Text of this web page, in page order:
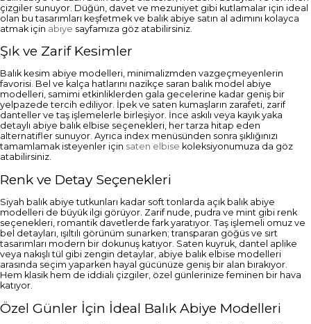
çizgiler sunuyor. Düğün, davet ve mezuniyet gibi kutlamalar için ideal
olan bu tasarımları keşfetmek ve balık abiye satın al adımını kolayca
atmak için abiye sayfamıza göz atabilirsiniz.
Şık ve Zarif Kesimler
Balık kesim abiye modelleri, minimalizmden vazgeçmeyenlerin
favorisi. Bel ve kalça hatlarını nazikçe saran balık model abiye
modelleri, samimi etkinliklerden gala gecelerine kadar geniş bir
yelpazede tercih ediliyor. İpek ve saten kumaşların zarafeti, zarif
danteller ve taş işlemelerle birleşiyor. İnce askılı veya kayık yaka
detaylı abiye balık elbise seçenekleri, her tarza hitap eden
alternatifler sunuyor. Ayrıca index menüsünden sonra şıklığınızı
tamamlamak isteyenler için saten elbise koleksiyonumuza da göz
atabilirsiniz.
Renk ve Detay Seçenekleri
Siyah balık abiye tutkunları kadar soft tonlarda açık balık abiye
modelleri de büyük ilgi görüyor. Zarif nude, pudra ve mint gibi renk
seçenekleri, romantik davetlerde fark yaratıyor. Taş işlemeli omuz ve
bel detayları, ışıltılı görünüm sunarken; transparan göğüs ve sırt
tasarımları modern bir dokunuş katıyor. Saten kuyruk, dantel aplike
veya nakışlı tül gibi zengin detaylar, abiye balık elbise modelleri
arasında seçim yaparken hayal gücünüze geniş bir alan bırakıyor.
Hem klasik hem de iddialı çizgiler, özel günlerinize feminen bir hava
katıyor.
Özel Günler İçin İdeal Balık Abiye Modelleri